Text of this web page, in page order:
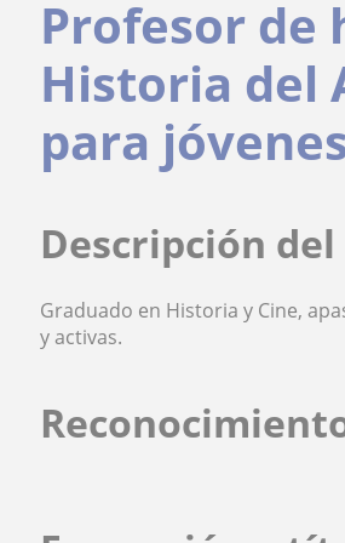
Profesor de
Historia del
para
Descripción
Graduado en Historia y Cine,
y activas.